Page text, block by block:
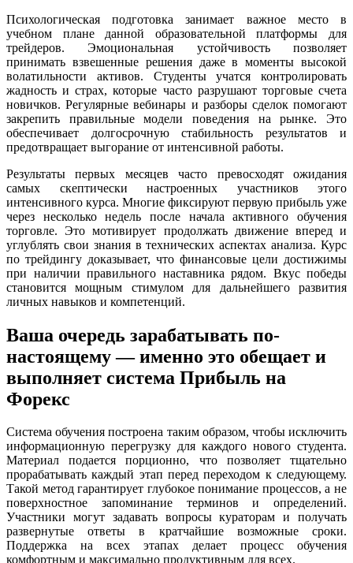
Психологическая подготовка занимает важное место в
учебном плане данной образовательной платформы для
трейдеров. Эмоциональная устойчивость позволяет
принимать взвешенные решения даже в моменты высокой
волатильности активов. Студенты учатся контролировать
жадность и страх, которые часто разрушают торговые счета
новичков. Регулярные вебинары и разборы сделок помогают
закрепить правильные модели поведения на рынке. Это
обеспечивает долгосрочную стабильность результатов и
предотвращает выгорание от интенсивной работы.
Результаты первых месяцев часто превосходят ожидания
самых скептически настроенных участников этого
интенсивного курса. Многие фиксируют первую прибыль уже
через несколько недель после начала активного обучения
торговле. Это мотивирует продолжать движение вперед и
углублять свои знания в технических аспектах анализа. Курс
по трейдингу доказывает, что финансовые цели достижимы
при наличии правильного наставника рядом. Вкус победы
становится мощным стимулом для дальнейшего развития
личных навыков и компетенций.
Ваша очередь зарабатывать по-
настоящему — именно это обещает и
выполняет система Прибыль на
Форекс
Система обучения построена таким образом, чтобы исключить
информационную перегрузку для каждого нового студента.
Материал подается порционно, что позволяет тщательно
прорабатывать каждый этап перед переходом к следующему.
Такой метод гарантирует глубокое понимание процессов, а не
поверхностное запоминание терминов и определений.
Участники могут задавать вопросы кураторам и получать
развернутые ответы в кратчайшие возможные сроки.
Поддержка на всех этапах делает процесс обучения
комфортным и максимально продуктивным для всех.